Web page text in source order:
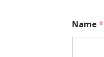
Name *